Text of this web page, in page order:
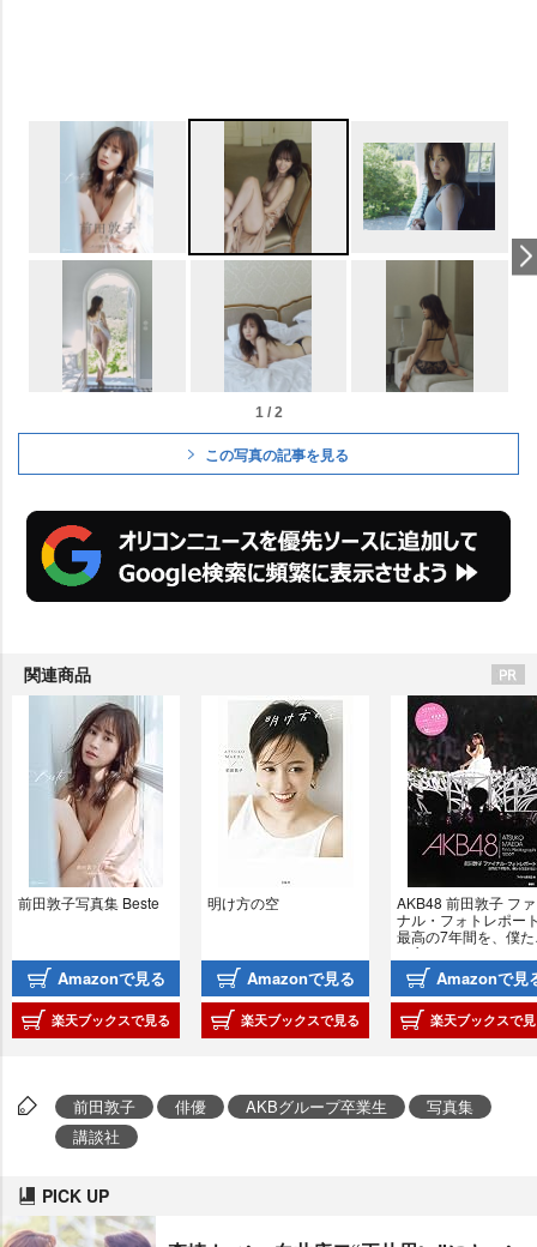
1 / 2
この写真の記事を見る
関連商品
前田敦子写真集 Beste
Amazonで見る
楽天ブックスで見る
明け方の空
Amazonで見る
楽天ブックスで見る
AKB48 前田敦子 フ
ナル・フォトレポー
最高の7年間を、僕
は忘れない
Amazonで見
楽天ブックスで
前田敦子 俳優 AKBグループ卒業生
写真集
講談社
PICK UP